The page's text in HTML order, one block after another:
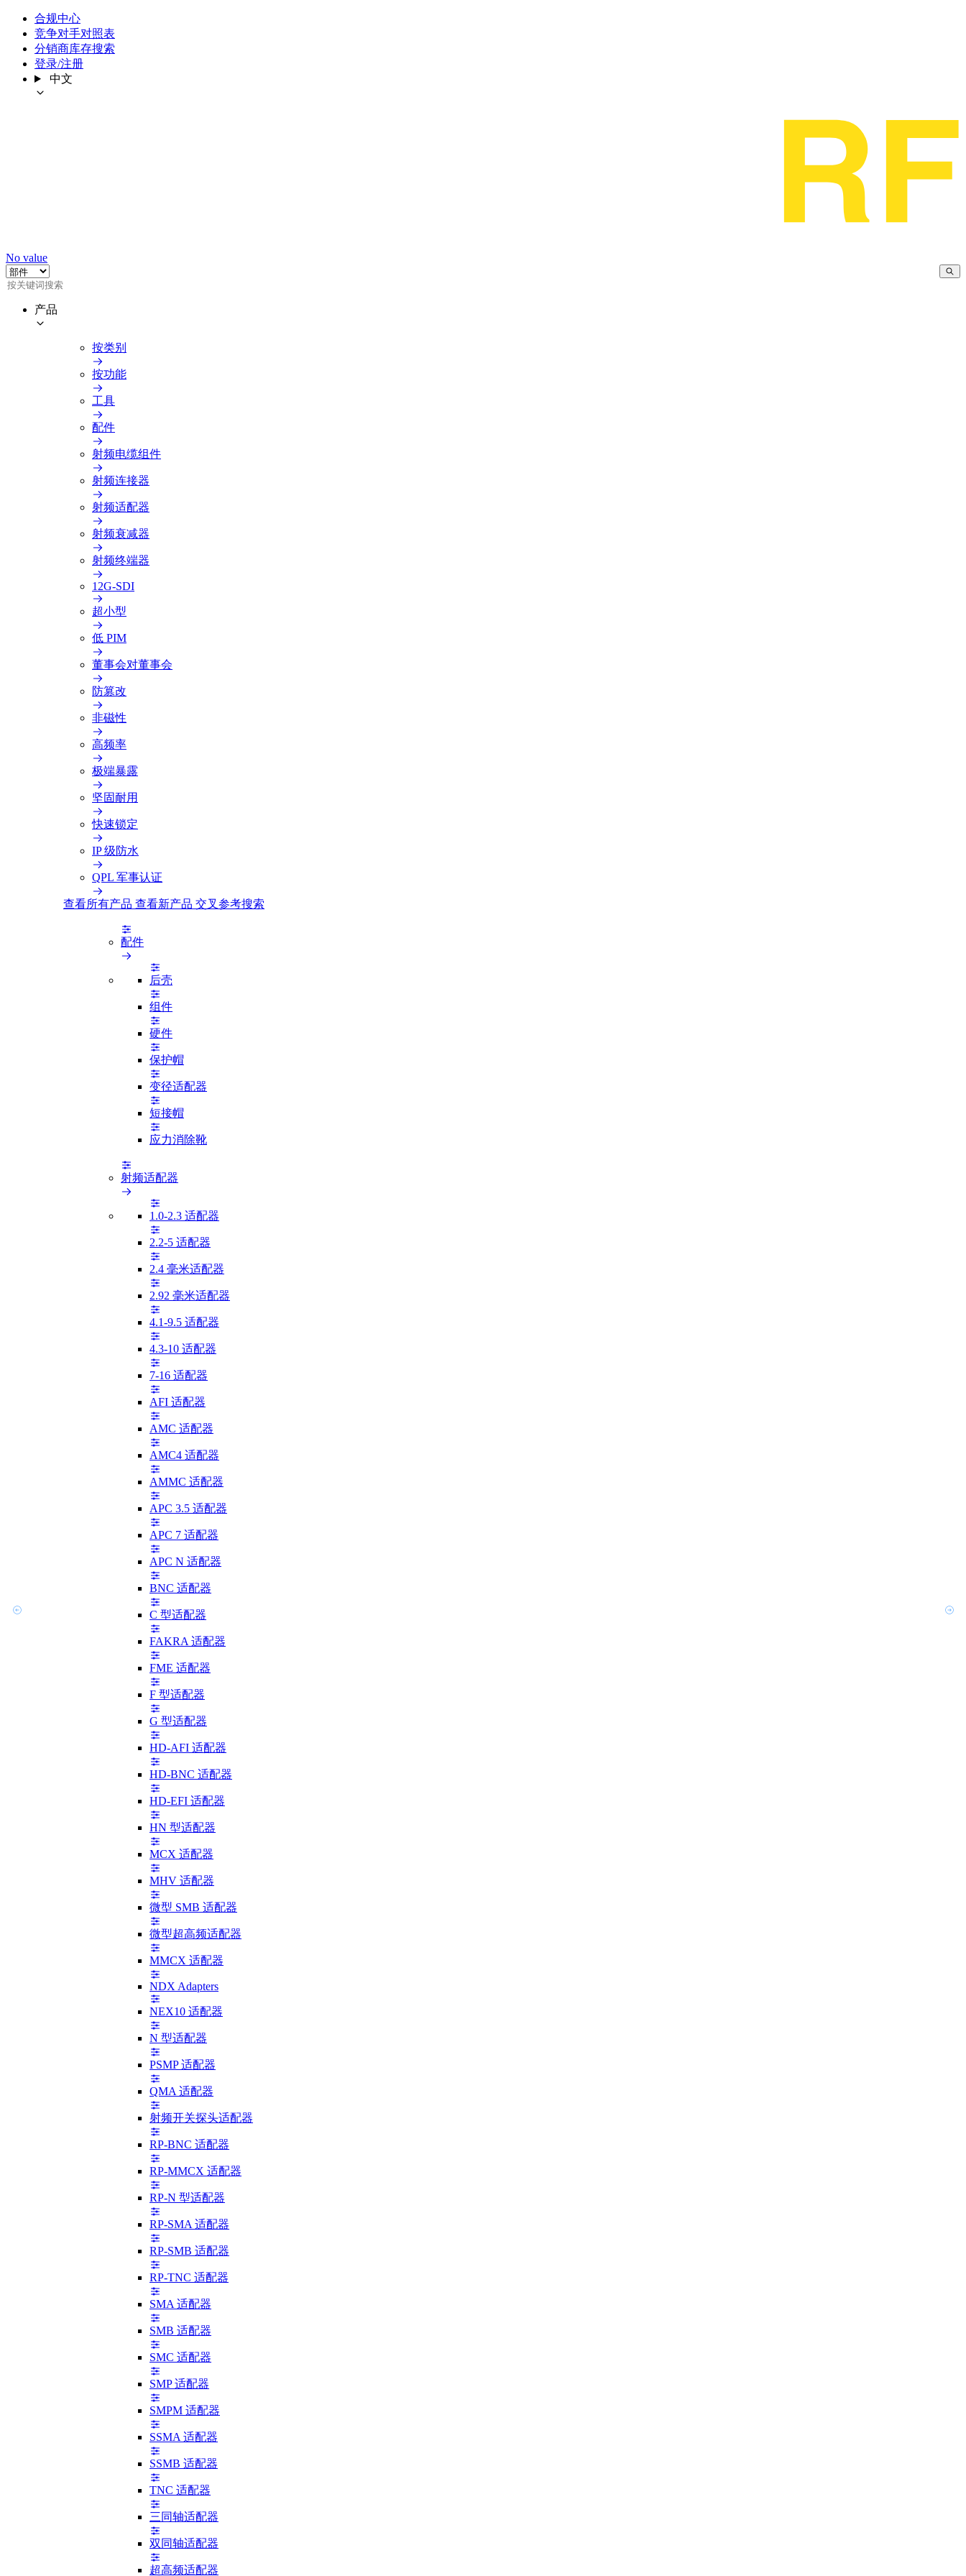
合规中心
竞争对手对照表
分销商库存搜索
登录/注册
中文
No value
产品
按类别
按功能
工具
配件
射频电缆组件
射频连接器
射频适配器
射频衰减器
射频终端器
12G-SDI
超小型
低 PIM
董事会对董事会
防篡改
非磁性
高频率
极端暴露
坚固耐用
快速锁定
IP 级防水
QPL 军事认证
查看所有产品 查看新产品 交叉参考搜索
配件
后壳
组件
硬件
保护帽
变径适配器
短接帽
应力消除靴
射频适配器
1.0-2.3 适配器
2.2-5 适配器
2.4 毫米适配器
2.92 毫米适配器
4.1-9.5 适配器
4.3-10 适配器
7-16 适配器
AFI 适配器
AMC 适配器
AMC4 适配器
AMMC 适配器
APC 3.5 适配器
APC 7 适配器
APC N 适配器
BNC 适配器
C 型适配器
FAKRA 适配器
FME 适配器
F 型适配器
G 型适配器
HD-AFI 适配器
HD-BNC 适配器
HD-EFI 适配器
HN 型适配器
MCX 适配器
MHV 适配器
微型 SMB 适配器
微型超高频适配器
MMCX 适配器
NDX Adapters
NEX10 适配器
N 型适配器
PSMP 适配器
QMA 适配器
射频开关探头适配器
RP-BNC 适配器
RP-MMCX 适配器
RP-N 型适配器
RP-SMA 适配器
RP-SMB 适配器
RP-TNC 适配器
SMA 适配器
SMB 适配器
SMC 适配器
SMP 适配器
SMPM 适配器
SSMA 适配器
SSMB 适配器
TNC 适配器
三同轴适配器
双同轴适配器
超高频适配器